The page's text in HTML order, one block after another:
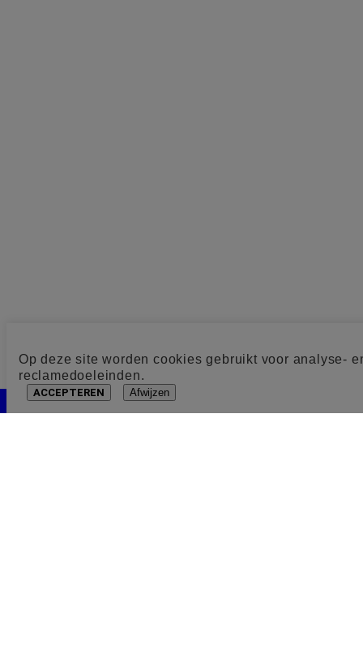
Op deze site worden cookies gebruikt voor analyse-
reclamedoeleinden.
ACCEPTEREN Afwijzen
Cookie toestemming